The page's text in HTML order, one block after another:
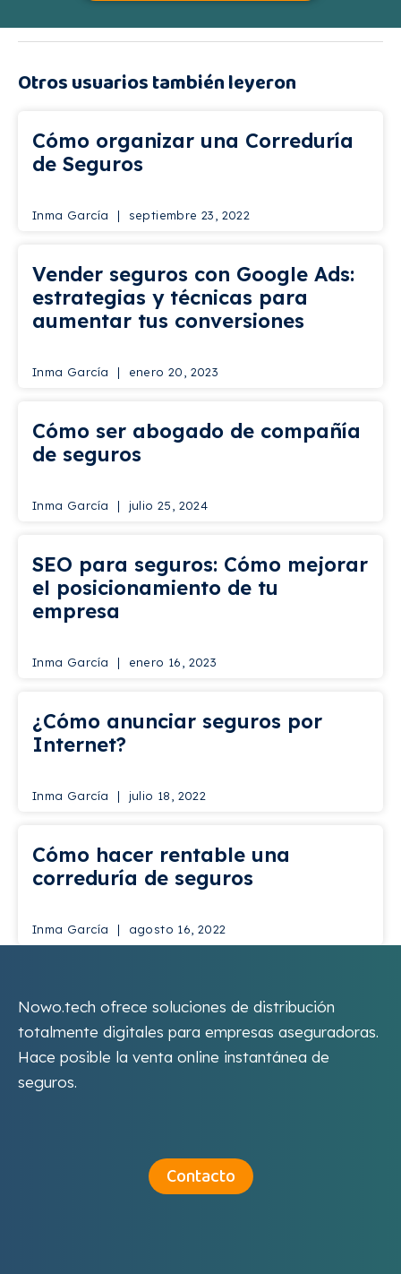
Otros usuarios también leyeron
Cómo organizar una Correduría
de Seguros
Inma García septiembre 23, 2022
Vender seguros con Google Ads:
estrategias y técnicas para
aumentar tus conversiones
Inma García enero 20, 2023
Cómo ser abogado de compañía
de seguros
Inma García julio 25, 2024
SEO para seguros: Cómo mejorar
el posicionamiento de tu
empresa
Inma García enero 16, 2023
¿Cómo anunciar seguros por
Internet?
Inma García julio 18, 2022
Cómo hacer rentable una
correduría de seguros
Inma García agosto 16, 2022
Nowo.tech ofrece soluciones de distribución
totalmente digitales para empresas aseguradoras.
Hace posible la venta online instantánea de
seguros.
Contacto